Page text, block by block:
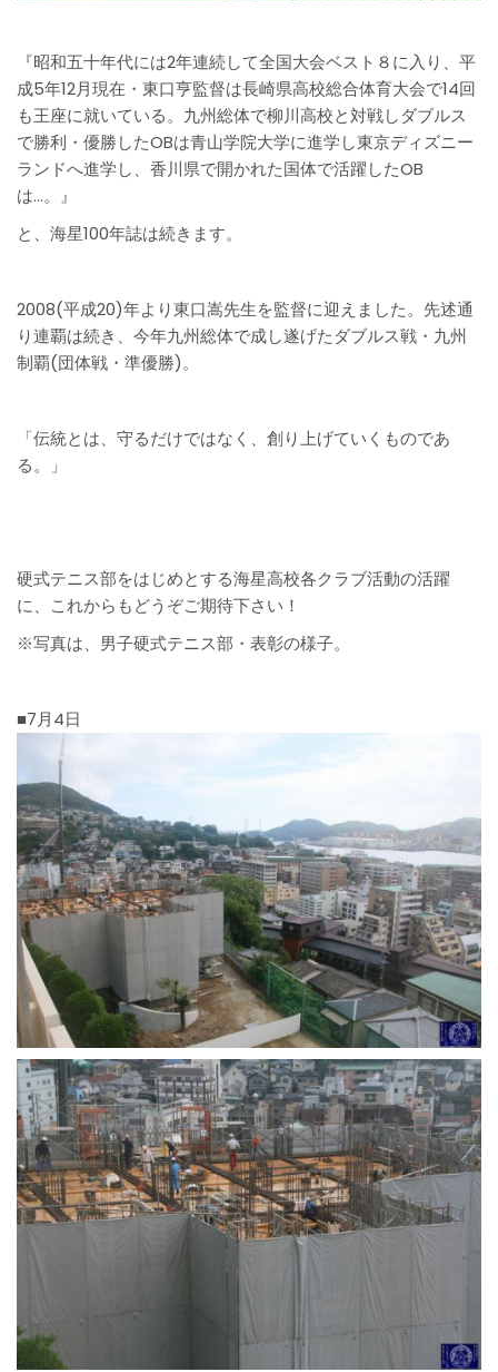
『昭和五十年代には2年連続して全国大会ベスト８に入り、平
成5年12月現在・東口亨監督は長崎県高校総合体育大会で14回
も王座に就いている。九州総体で柳川高校と対戦しダブルス
で勝利・優勝したOBは青山学院大学に進学し東京ディズニー
ランドへ進学し、香川県で開かれた国体で活躍したOB
は…。』
と、海星100年誌は続きます。
2008(平成20)年より東口嵩先生を監督に迎えました。先述通
り連覇は続き、今年九州総体で成し遂げたダブルス戦・九州
制覇(団体戦・準優勝)。
「伝統とは、守るだけではなく、創り上げていくものであ
る。」
硬式テニス部をはじめとする海星高校各クラブ活動の活躍
に、これからもどうぞご期待下さい！
※写真は、男子硬式テニス部・表彰の様子。
■7月4日